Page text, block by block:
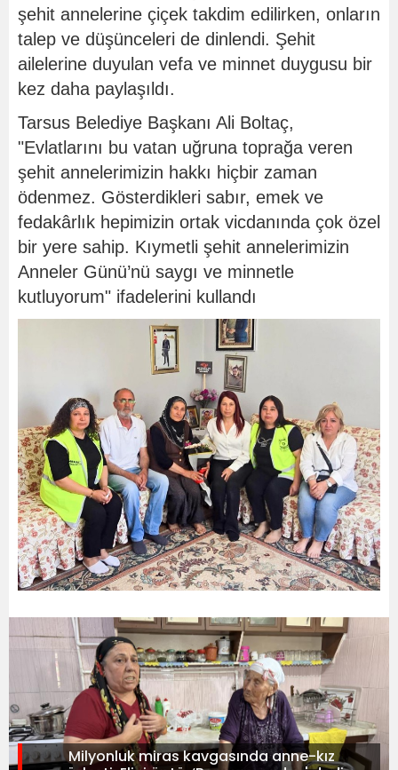
şehit annelerine çiçek takdim edilirken, onların
talep ve düşünceleri de dinlendi. Şehit
ailelerine duyulan vefa ve minnet duygusu bir
kez daha paylaşıldı.
Tarsus Belediye Başkanı Ali Boltaç,
"Evlatlarını bu vatan uğruna toprağa veren
şehit annelerimizin hakkı hiçbir zaman
ödenmez. Gösterdikleri sabır, emek ve
fedakârlık hepimizin ortak vicdanında çok özel
bir yere sahip. Kıymetli şehit annelerimizin
Anneler Günü’nü saygı ve minnetle
kutluyorum" ifadelerini kullandı
Milyonluk miras kavgasında anne-kız